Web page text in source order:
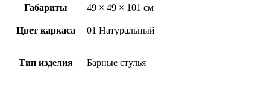
Габариты
49 × 49 × 101 см
Цвет каркаса 01 Натуральный
Тип изделия Барные стулья